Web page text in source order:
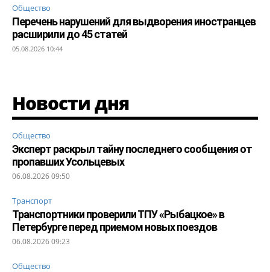
Общество
Перечень нарушений для выдворения иностранцев
расширили до 45 статей
05.08.2026 10:44
Новости дня
Общество
Эксперт раскрыл тайну последнего сообщения от
пропавших Усольцевых
06.08.2026 09:50
Транспорт
Транспортники проверили ТПУ «Рыбацкое» в
Петербурге перед приемом новых поездов
06.08.2026 09:23
Общество